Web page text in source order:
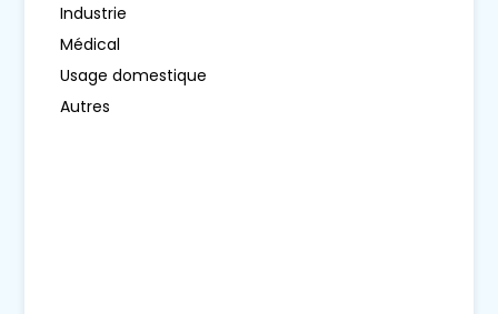
Industrie
Médical
Usage domestique
Autres